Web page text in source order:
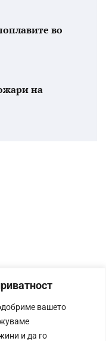
вашето
и да го
во
на